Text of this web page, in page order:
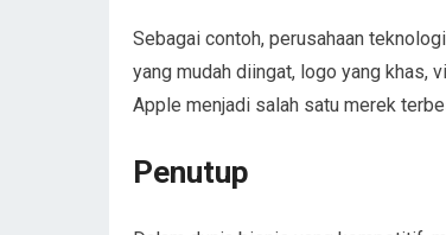
Sebagai contoh, perusahaan
yang mudah diingat, logo yang khas,
Apple menjadi salah satu merek
Penutup